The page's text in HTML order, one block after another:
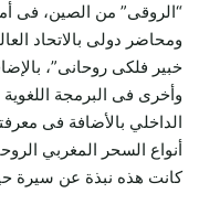
“الروقى” من الصين، فى
ومحاضر دولى بالاتحاد
خبير فلكى روحانى”،
وأخرى فى البرمجة
الداخلي بالأضافة فى
أنواع السحر المغربي
كانت هذه نبذة عن سيرة